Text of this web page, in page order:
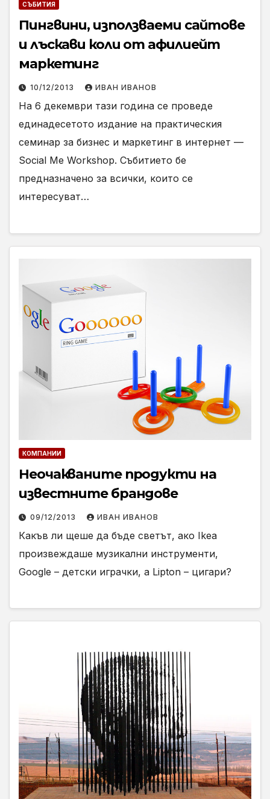
СЪБИТИЯ
Пингвини, използваеми сайтове
и лъскави коли от афилиейт
маркетинг
10/12/2013 ИВАН ИВАНОВ
На 6 декември тази година се проведе
единадесетото издание на практическия
семинар за бизнес и маркетинг в интернет —
Social Me Workshop. Събитието бе
предназначено за всички, които се
интересуват…
КОМПАНИИ
Неочакваните продукти на
известните брандове
09/12/2013 ИВАН ИВАНОВ
Какъв ли щеше да бъде светът, ако Ikea
произвеждаше музикални инструменти,
Google – детски играчки, а Lipton – цигари?